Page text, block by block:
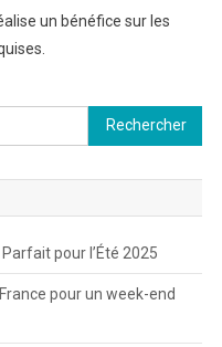
un bénéfice sur les
Rechercher :
pour l’Été 2025
pour un week-end